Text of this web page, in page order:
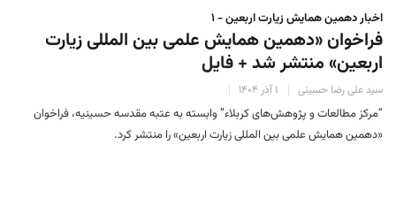
اخبار دهمین همایش زیارت اربعین - ۱
فراخوان «دهمین همایش علمی بین المللی زیارت
اربعین» منتشر شد + فایل
سید علی رضا حسینی ۱ آذر ۱۴۰۴
“مرکز مطالعات و پژوهش‌های کربلاء” وابسته به عتبه مقدسه حسینیه، فراخوان
«دهمین همایش علمی بین المللی زیارت اربعین» را منتشر کرد.